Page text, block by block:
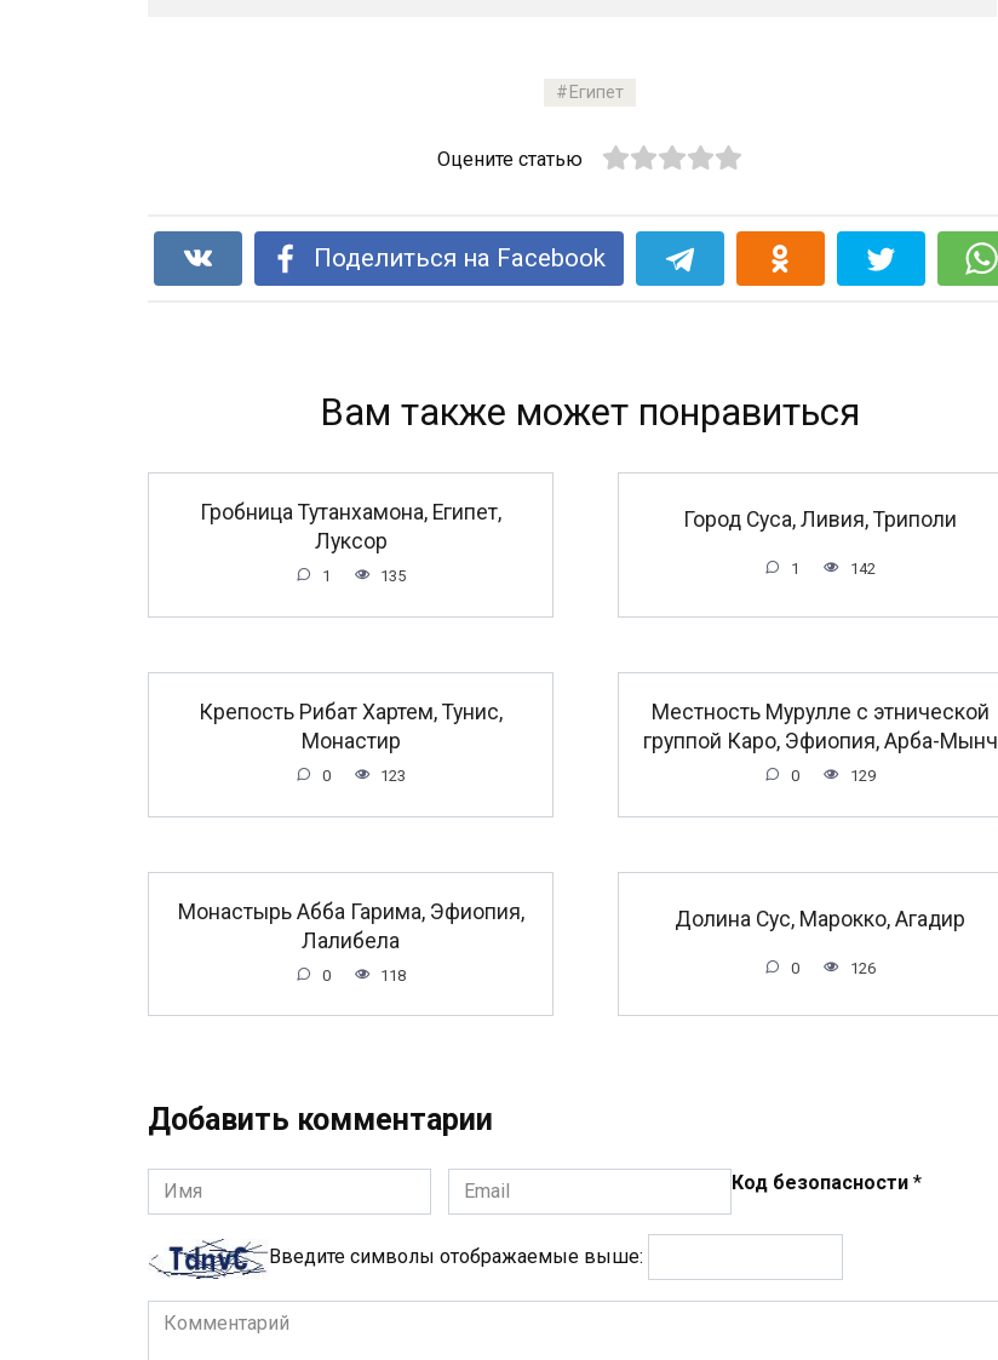
Египет
Оцените статью
Поделиться на Facebook
Вам также может понравиться
Гробница Тутанхамона, Египет,
Луксор
1 135
Город Суса, Ливия, Триполи
1 142
Крепость Рибат Хартем, Тунис,
Монастир
0 123
Местность Мурулле с этнической
группой Каро, Эфиопия, Арба-Мынч
0 129
Монастырь Абба Гарима, Эфиопия,
Лалибела
0 118
Долина Сус, Марокко, Агадир
0 126
Добавить комментарии
Имя
*
Email
*
Код безопасности *
Введите символы отображаемые выше:
Комментарий